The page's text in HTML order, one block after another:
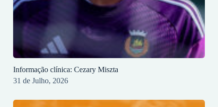
Informação clínica: Cezary Miszta
31 de Julho, 2026